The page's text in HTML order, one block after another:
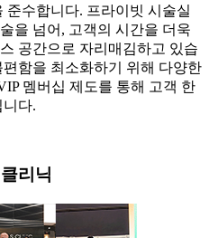
준수합니다. 프라이빗 시술실
을 넘어, 고객의 시간을 더욱
공간으로 자리매김하고 있습
함을 최소화하기 위해 다양한
멤버십 제도를 통해 고객 한
다.
리닉